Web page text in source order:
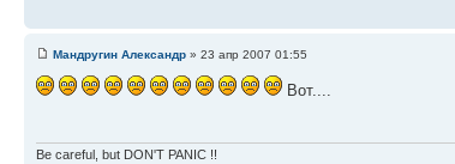
Мандругин Александр » 23 апр 2007 01:55
Вот....
Be careful, but DON'T PANIC !!